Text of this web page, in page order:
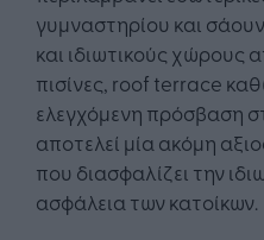
γυμναστηρίου και
και ιδιωτικούς χώρους
πισίνες, roof terrace
ελεγχόμενη πρόσβαση
αποτελεί μία ακόμη
που διασφαλίζει την
ασφάλεια των κατοίκων.